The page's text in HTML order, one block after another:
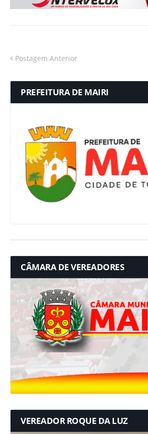
Postagem Anterior
PREFEITURA DE MAIRI
CÂMARA DE VEREADORES
VEREADOR ROQUE DA LUZ